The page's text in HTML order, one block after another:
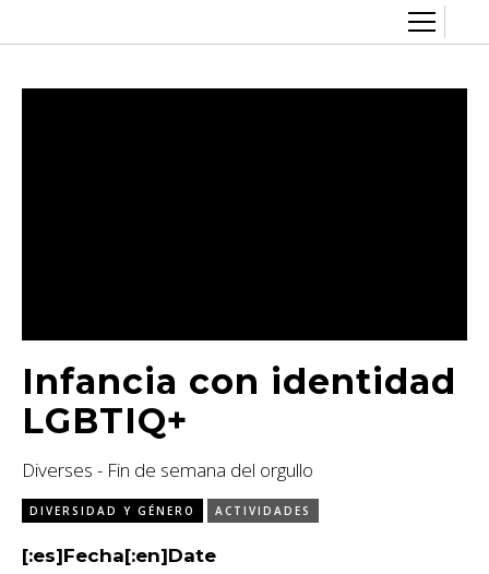
Convocatorias
Diversidad y género
Exposiciones
Feria
Infancia con identidad
LGBTIQ+
Diverses - Fin de semana del orgullo
DIVERSIDAD Y GÉNERO ACTIVIDADES
[:es]Fecha[:en]Date